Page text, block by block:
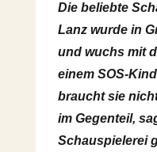
Die beliebte
Lanz wurde in
und wuchs mit
einem SOS-
braucht sie
im Gegenteil,
Schauspielerei